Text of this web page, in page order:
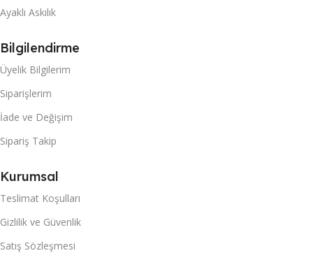
Ayaklı Askılık
Bilgilendirme
Üyelik Bilgilerim
Siparişlerim
İade ve Değişim
Sipariş Takip
Kurumsal
Teslimat Koşulları
Gizlilik ve Güvenlik
Satış Sözleşmesi